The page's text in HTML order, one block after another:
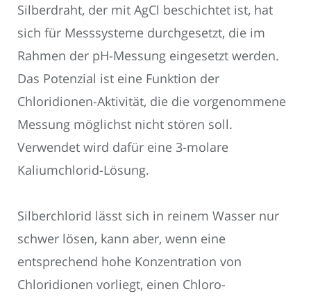
Silberdraht, der mit AgCl beschichtet ist, hat
sich für Messsysteme durchgesetzt, die im
Rahmen der pH-Messung eingesetzt werden.
Das Potenzial ist eine Funktion der
Chloridionen-Aktivität, die die vorgenommene
Messung möglichst nicht stören soll.
Verwendet wird dafür eine 3-molare
Kaliumchlorid-Lösung.
Silberchlorid lässt sich in reinem Wasser nur
schwer lösen, kann aber, wenn eine
entsprechend hohe Konzentration von
Chloridionen vorliegt, einen Chloro-